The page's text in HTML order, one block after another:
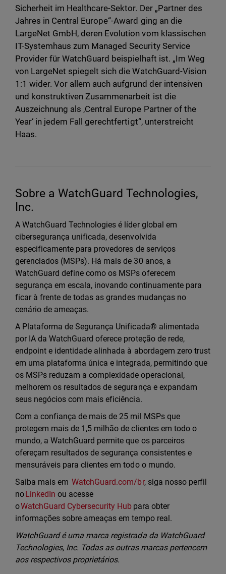
Sicherheit im Healthcare-Sektor. Der „Partner des
Jahres in Central Europe“-Award ging an die
LargeNet GmbH, deren Evolution vom klassischen
IT-Systemhaus zum Managed Security Service
Provider für WatchGuard beispielhaft ist. „Im Weg
von LargeNet spiegelt sich die WatchGuard-Vision
1:1 wider. Vor allem auch aufgrund der intensiven
und konstruktiven Zusammenarbeit ist die
Auszeichnung als ‚Central Europe Partner of the
Year‘ in jedem Fall gerechtfertigt“, unterstreicht
Haas.
Sobre a WatchGuard Technologies,
Inc.
A WatchGuard Technologies é líder global em
cibersegurança unificada, desenvolvida
especificamente para provedores de serviços
gerenciados (MSPs). Há mais de 30 anos, a
WatchGuard define como os MSPs oferecem
segurança em escala, inovando continuamente para
ficar à frente de todas as grandes mudanças no
cenário de ameaças.
A Plataforma de Segurança Unificada® alimentada
por IA da WatchGuard oferece proteção de rede,
endpoint e identidade alinhada à abordagem zero trust
em uma plataforma única e integrada, permitindo que
os MSPs reduzam a complexidade operacional,
melhorem os resultados de segurança e expandam
seus negócios com mais eficiência.
Com a confiança de mais de 25 mil MSPs que
protegem mais de 1,5 milhão de clientes em todo o
mundo, a WatchGuard permite que os parceiros
ofereçam resultados de segurança consistentes e
mensuráveis para clientes em todo o mundo.
Saiba mais emWatchGuard.com/br, siga nosso perfil
no LinkedIn ou acesse
oWatchGuard Cybersecurity Hub para obter
informações sobre ameaças em tempo real.
WatchGuard é uma marca registrada da WatchGuard
Technologies, Inc. Todas as outras marcas pertencem
aos respectivos proprietários.